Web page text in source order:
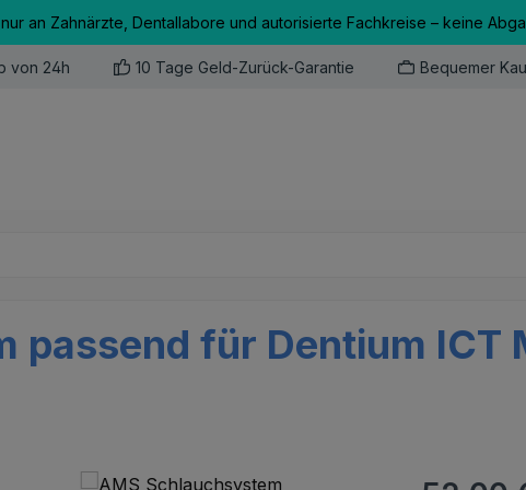
an Zahnärzte, Dentallabore und autorisierte Fachkreise – keine
von 24h 10 Tage Geld-Zurück-Garantie Bequemer
für Dentium ICT
Regulärer